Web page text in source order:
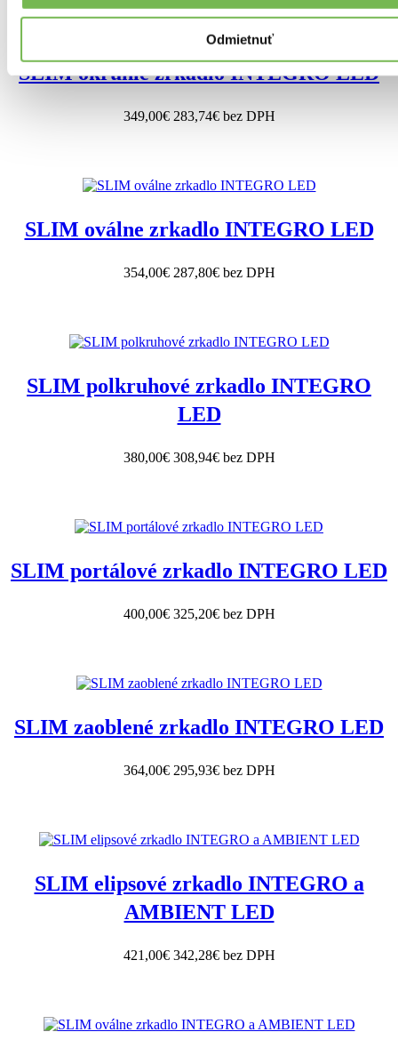
Odmietnuť
SLIM okrúhle zrkadlo INTEGRO LED
349,00€ 283,74€ bez DPH
SLIM oválne zrkadlo INTEGRO LED
354,00€ 287,80€ bez DPH
SLIM polkruhové zrkadlo INTEGRO
LED
380,00€ 308,94€ bez DPH
SLIM portálové zrkadlo INTEGRO LED
400,00€ 325,20€ bez DPH
SLIM zaoblené zrkadlo INTEGRO LED
364,00€ 295,93€ bez DPH
SLIM elipsové zrkadlo INTEGRO a
AMBIENT LED
421,00€ 342,28€ bez DPH